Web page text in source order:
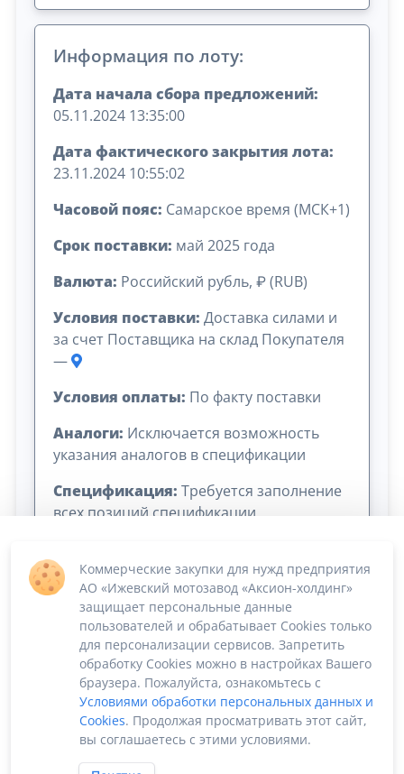
Информация по лоту:
Дата начала сбора предложений:
05.11.2024 13:35:00
Дата фактического закрытия лота:
23.11.2024 10:55:02
Часовой пояс: Самарское время (МСК+1)
Срок поставки: май 2025 года
Валюта: Российский рубль, ₽ (RUB)
Условия поставки: Доставка силами и
за счет Поставщика на склад Покупателя
—
Условия оплаты: По факту поставки
Аналоги: Исключается возможность
указания аналогов в спецификации
Спецификация: Требуется заполнение
всех позиций спецификации
Сумма лота: 3 200 000,00 ₽
Коммерческие закупки для нужд предприятия
АО «Ижевский мотозавод «Аксион-холдинг»
защищает персональные данные
пользователей и обрабатывает Cookies только
для персонализации сервисов. Запретить
обработку Cookies можно в настройках Вашего
браузера. Пожалуйста, ознакомьтесь с
Условиями обработки персональных данных и
Cookies. Продолжая просматривать этот сайт,
вы соглашаетесь с этими условиями.